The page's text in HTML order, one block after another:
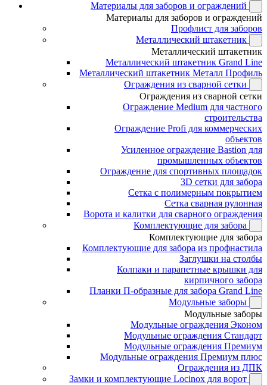
Материалы для заборов и ограждений
Материалы для заборов и ограждений
Профлист для заборов
Металлический штакетник
Металлический штакетник
Металлический штакетник Grand Line
Металлический штакетник Металл Профиль
Ограждения из сварной сетки
Ограждения из сварной сетки
Ограждение Medium для частного
строительства
Ограждение Profi для коммерческих
объектов
Усиленное ограждение Bastion для
промышленных объектов
Ограждение для спортивных площадок
3D сетки для забора
Сетка с полимерным покрытием
Сетка сварная рулонная
Ворота и калитки для сварного ограждения
Комплектующие для забора
Комплектующие для забора
Комплектующие для забора из профнастила
Заглушки на столбы
Колпаки и парапетные крышки для
кирпичного забора
Планки П-образные для забора Grand Line
Модульные заборы
Модульные заборы
Модульные ограждения Эконом
Модульные ограждения Стандарт
Модульные ограждения Премиум
Модульные ограждения Премиум плюс
Ограждения из ДПК
Замки и комплектующие Locinox для ворот